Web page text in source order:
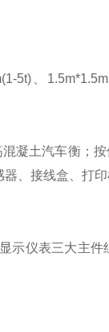
5t)、
凝土汽车衡；
、接线盒、打
示仪表三大主